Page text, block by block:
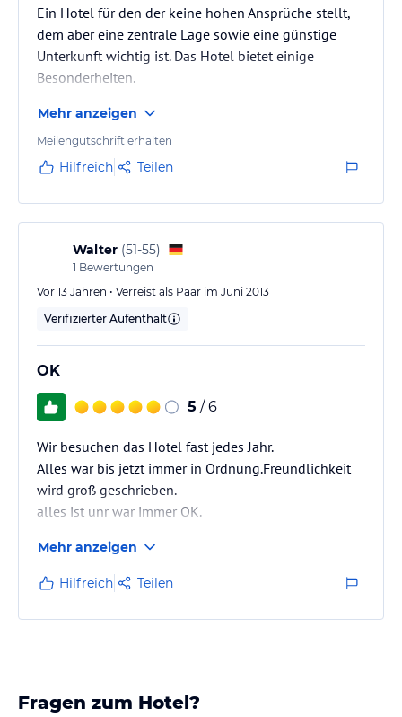
Ein Hotel für den der keine hohen Ansprüche stellt,
dem aber eine zentrale Lage sowie eine günstige
Unterkunft wichtig ist. Das Hotel bietet einige
Besonderheiten.
Mehr anzeigen
Meilengutschrift erhalten
Hilfreich Teilen
Walter (51-55)
1 Bewertungen
Vor 13 Jahren • Verreist als Paar im Juni 2013
Verifizierter Aufenthalt
OK
5 / 6
Wir besuchen das Hotel fast jedes Jahr.
Alles war bis jetzt immer in Ordnung.Freundlichkeit
wird groß geschrieben.
alles ist unr war immer OK.
Mehr anzeigen
Hilfreich Teilen
Fragen zum Hotel?